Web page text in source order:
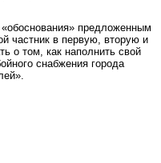
предложенным
частник в первую, вторую и
о том, как наполнить свой
снабжения города